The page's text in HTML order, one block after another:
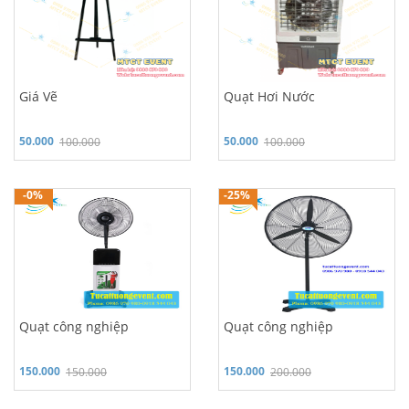
Giá Vẽ
100.000
50.000
Quạt Hơi Nước
100.000
50.000
Hỗ trợ 24/7: 0986 970 980
-0%
Quạt công nghiệp
150.000
150.000
Hỗ trợ 24/7: 0986 970 980
-25%
Quạt công nghiệp
200.000
150.000